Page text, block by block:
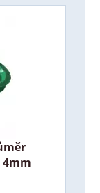
4mm